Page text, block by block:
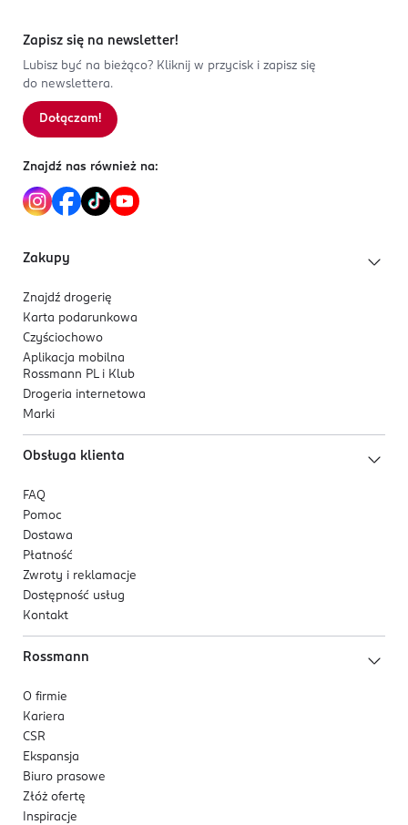
Zapisz się na newsletter!
Lubisz być na bieżąco? Kliknij w przycisk i zapisz się
do newslettera.
Dołączam!
Znajdź nas również na:
Zakupy
Znajdź drogerię
Karta podarunkowa
Czyściochowo
Aplikacja mobilna
Rossmann PL i Klub
Drogeria internetowa
Marki
Obsługa klienta
FAQ
Pomoc
Dostawa
Płatność
Zwroty i reklamacje
Dostępność usług
Kontakt
Rossmann
O firmie
Kariera
CSR
Ekspansja
Biuro prasowe
Złóż ofertę
Inspiracje